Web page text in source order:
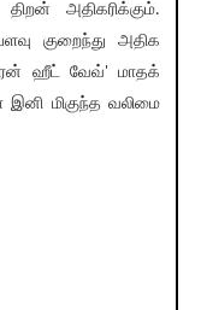
அதிகரிக்கும்.
குறைந்து அதிக
ஹீட் வேவ்' மாதக்
மிகுந்த வலிமை